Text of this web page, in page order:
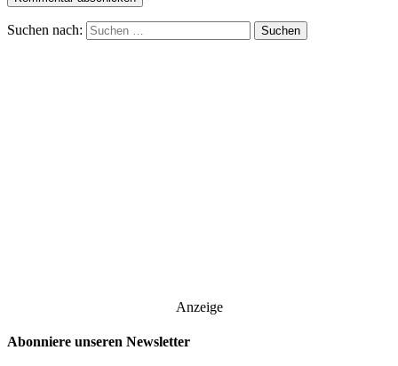
Suchen nach:
Anzeige
Abonniere unseren Newsletter